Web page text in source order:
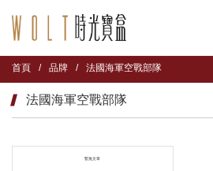
首頁 / 品牌 / 法國海軍空戰部隊
法國海軍空戰部隊
暫無文章